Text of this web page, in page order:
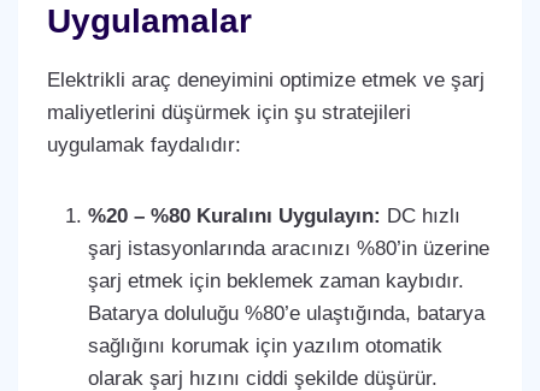
Uygulamalar
Elektrikli araç deneyimini optimize etmek ve şarj
maliyetlerini düşürmek için şu stratejileri
uygulamak faydalıdır:
%20 – %80 Kuralını Uygulayın: DC hızlı
şarj istasyonlarında aracınızı %80’in üzerine
şarj etmek için beklemek zaman kaybıdır.
Batarya doluluğu %80’e ulaştığında, batarya
sağlığını korumak için yazılım otomatik
olarak şarj hızını ciddi şekilde düşürür.